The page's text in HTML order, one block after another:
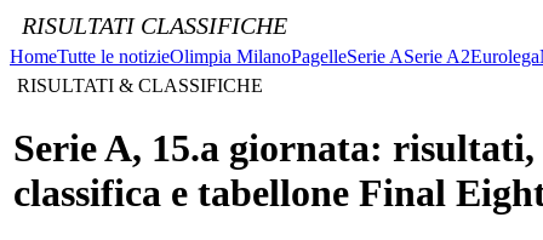
RISULTATI CLASSIFICHE
HomeTutte le notizieOlimpia MilanoPagelleSerie ASerie A2Eurolega
RISULTATI & CLASSIFICHE
Serie A, 15.a giornata: risultati,
classifica e tabellone Final